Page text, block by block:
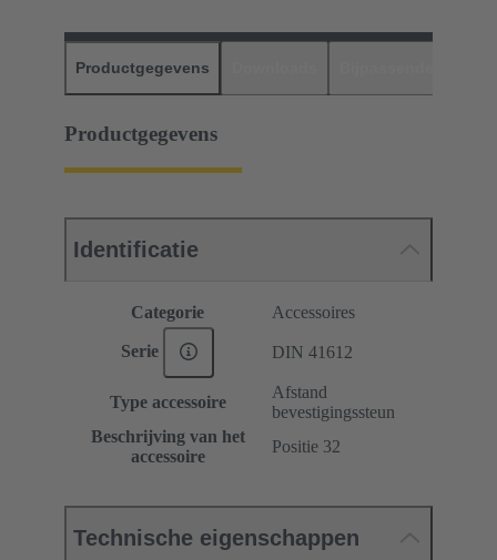
Productgegevens
Productgegevens
Identificatie
Categorie Accessoires
Serie DIN 41612
Type accessoire
Afstand
bevestigingssteun
Beschrijving van het
accessoire
Positie 32
Technische eigenschappen